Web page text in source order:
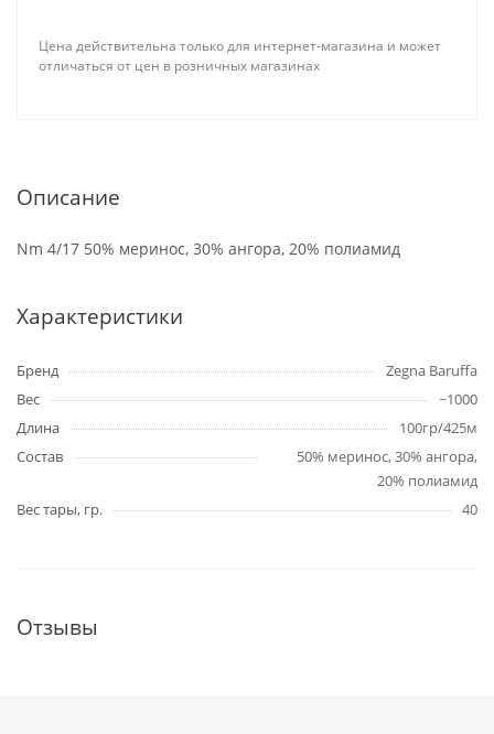
Цена действительна только для интернет-магазина и может
отличаться от цен в розничных магазинах
Описание
Nm 4/17 50% меринос, 30% ангора, 20% полиамид
Характеристики
Бренд
Zegna Baruffa
Вес
~1000
Длина
100гр/425м
Состав
50% меринос, 30% ангора,
20% полиамид
Вес тары, гр.
40
Отзывы